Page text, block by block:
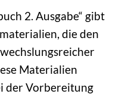
2. Ausgabe“ gibt
die den
Materialien
der Vorbereitung